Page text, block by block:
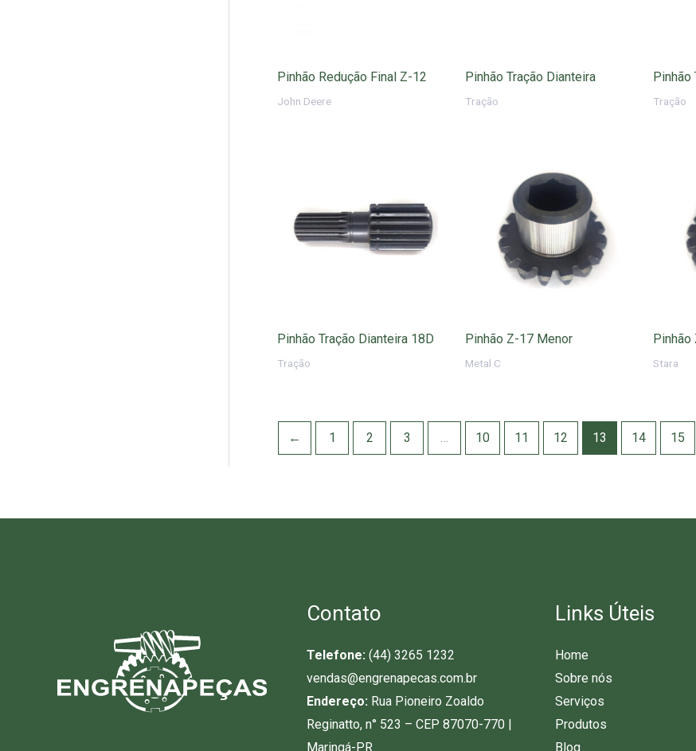
Pinhão Redução Final Z-12
John Deere
Pinhão Tração Dianteira
Tração
Pinhão
Tração
Pinhão Tração Dianteira 18D
Tração
Pinhão Z-17 Menor
Metal C Stara
← 1 2 3 … 10 11 12 13 14 15
Contato
Telefone: (44) 3265 1232
vendas@engrenapecas.com.br
Endereço: Rua Pioneiro Zoaldo
Reginatto, n° 523 – CEP 87070-770 |
Maringá-PR
Links Úteis
Home
Sobre nós
Serviços
Produtos
Blog